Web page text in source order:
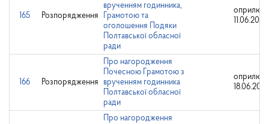
165 Розпорядження
врученням годинника,
Грамотою та
оголошення Подяки
Полтавської обласної
ради
11.06.2024
166 Розпорядження
Про нагородження
Почесною Грамотою з
врученням годинника
Полтавської обласної
ради
Про нагородження